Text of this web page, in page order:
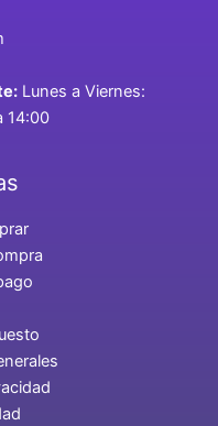
Lunes a Viernes:
14:00